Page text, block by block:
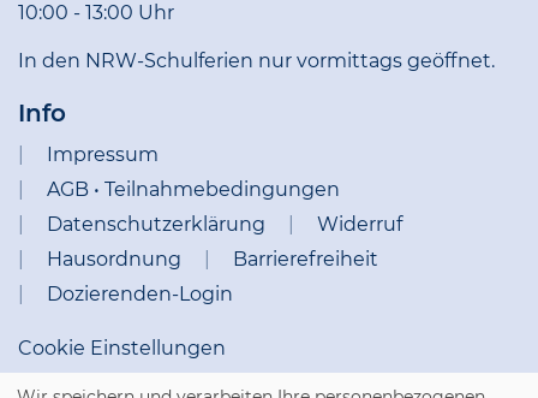
10:00 - 13:00 Uhr
In den NRW-Schulferien nur vormittags geöffnet.
Info
Impressum
AGB • Teilnahmebedingungen
Datenschutzerklärung
Widerruf
Hausordnung
Barrierefreiheit
Dozierenden-Login
Cookie Einstellungen